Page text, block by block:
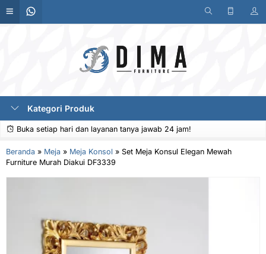
Kategori Produk
Buka setiap hari dan layanan tanya jawab 24 jam!
Beranda » Meja » Meja Konsol » Set Meja Konsul Elegan Mewah
Furniture Murah Diakui DF3339